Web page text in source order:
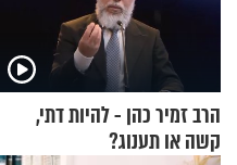
הרב זמיר כהן - להיות דתי,
קשה או תענוג?